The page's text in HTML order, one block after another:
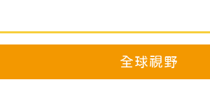
全球視野